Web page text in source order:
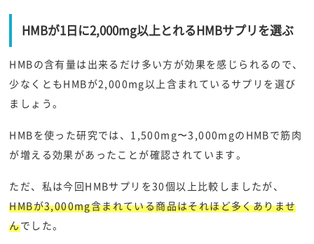
HMBが1日に2,000mg以上とれるHMBサプリを選ぶ
HMBの含有量は出来るだけ多い方が効果を感じられるので、
少なくともHMBが2,000mg以上含まれているサプリを選び
ましょう。
HMBを使った研究では、1,500mg〜3,000mgのHMBで筋肉
が増える効果があったことが確認されています。
ただ、私は今回HMBサプリを30個以上比較しましたが、
HMBが3,000mg含まれている商品はそれほど多くありませ
んでした。